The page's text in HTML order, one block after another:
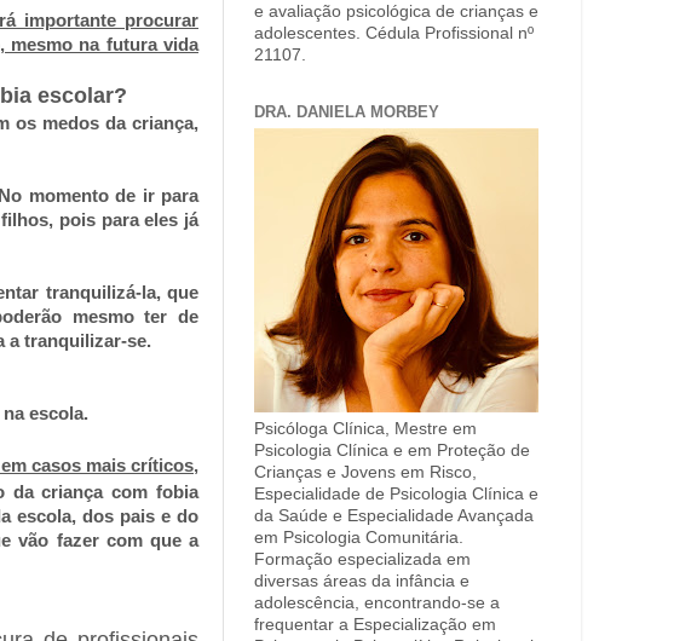
importante procurar
mesmo na futura vida
escolar?
os medos da criança,
momento de ir para
pois para eles já
tranquilizá-la, que
mesmo ter de
a tranquilizar-se.
escola.
casos mais críticos,
da criança com fobia
escola, dos pais e do
vão fazer com que a
e avaliação psicológica de crianças e
adolescentes. Cédula Profissional nº
21107.
DRA. DANIELA MORBEY
Psicóloga Clínica, Mestre em
Psicologia Clínica e em Proteção de
Crianças e Jovens em Risco,
Especialidade de Psicologia Clínica e
da Saúde e Especialidade Avançada
em Psicologia Comunitária.
Formação especializada em
diversas áreas da infância e
adolescência, encontrando-se a
frequentar a Especialização em